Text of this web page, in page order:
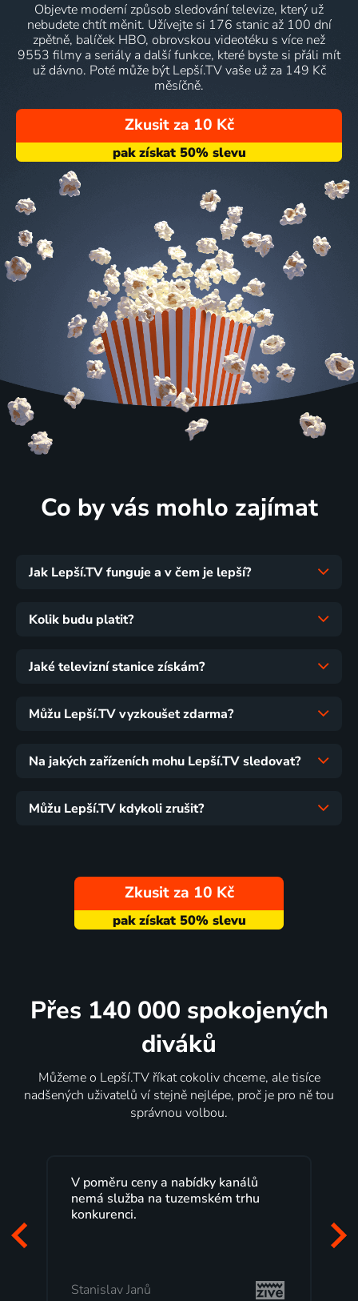
Objevte moderní způsob sledování televize, který už
nebudete chtít měnit. Užívejte si 176 stanic až 100 dní
zpětně, balíček HBO, obrovskou videotéku s více než
9553 filmy a seriály a další funkce, které byste si přáli mít
už dávno. Poté může být Lepší.TV vaše už za 149 Kč
měsíčně.
Zkusit za 10 Kč
Co by vás mohlo zajímat
Jak Lepší.TV funguje a v čem je lepší?
Kolik budu platit?
Jaké televizní stanice získám?
Můžu Lepší.TV vyzkoušet zdarma?
Na jakých zařízeních mohu Lepší.TV sledovat?
Můžu Lepší.TV kdykoli zrušit?
Zkusit za 10 Kč
Přes 140 000 spokojených
diváků
Můžeme o Lepší.TV říkat cokoliv chceme, ale tisíce
nadšených uživatelů ví stejně nejlépe, proč je pro ně tou
správnou volbou.
Lepší.TV sleduji už několik let s
maximální spokojeností. Velký výběr
programů a nemuset běžet k TV na
Milada Tomešová